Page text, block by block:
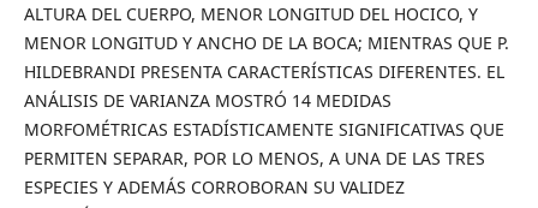
ALTURA DEL CUERPO, MENOR LONGITUD DEL HOCICO, Y
MENOR LONGITUD Y ANCHO DE LA BOCA; MIENTRAS QUE P.
HILDEBRANDI PRESENTA CARACTERÍSTICAS DIFERENTES. EL
ANÁLISIS DE VARIANZA MOSTRÓ 14 MEDIDAS
MORFOMÉTRICAS ESTADÍSTICAMENTE SIGNIFICATIVAS QUE
PERMITEN SEPARAR, POR LO MENOS, A UNA DE LAS TRES
ESPECIES Y ADEMÁS CORROBORAN SU VALIDEZ